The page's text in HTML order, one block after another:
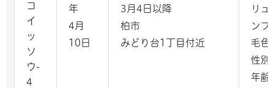
コ
イ
ッ
ソ
ウ-
4
年
4月
10日
3月4日以降
柏市
みどり台1丁目付近
リ
ンブ
毛色
性別
年齢